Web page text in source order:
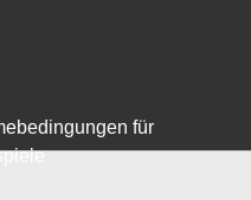
für